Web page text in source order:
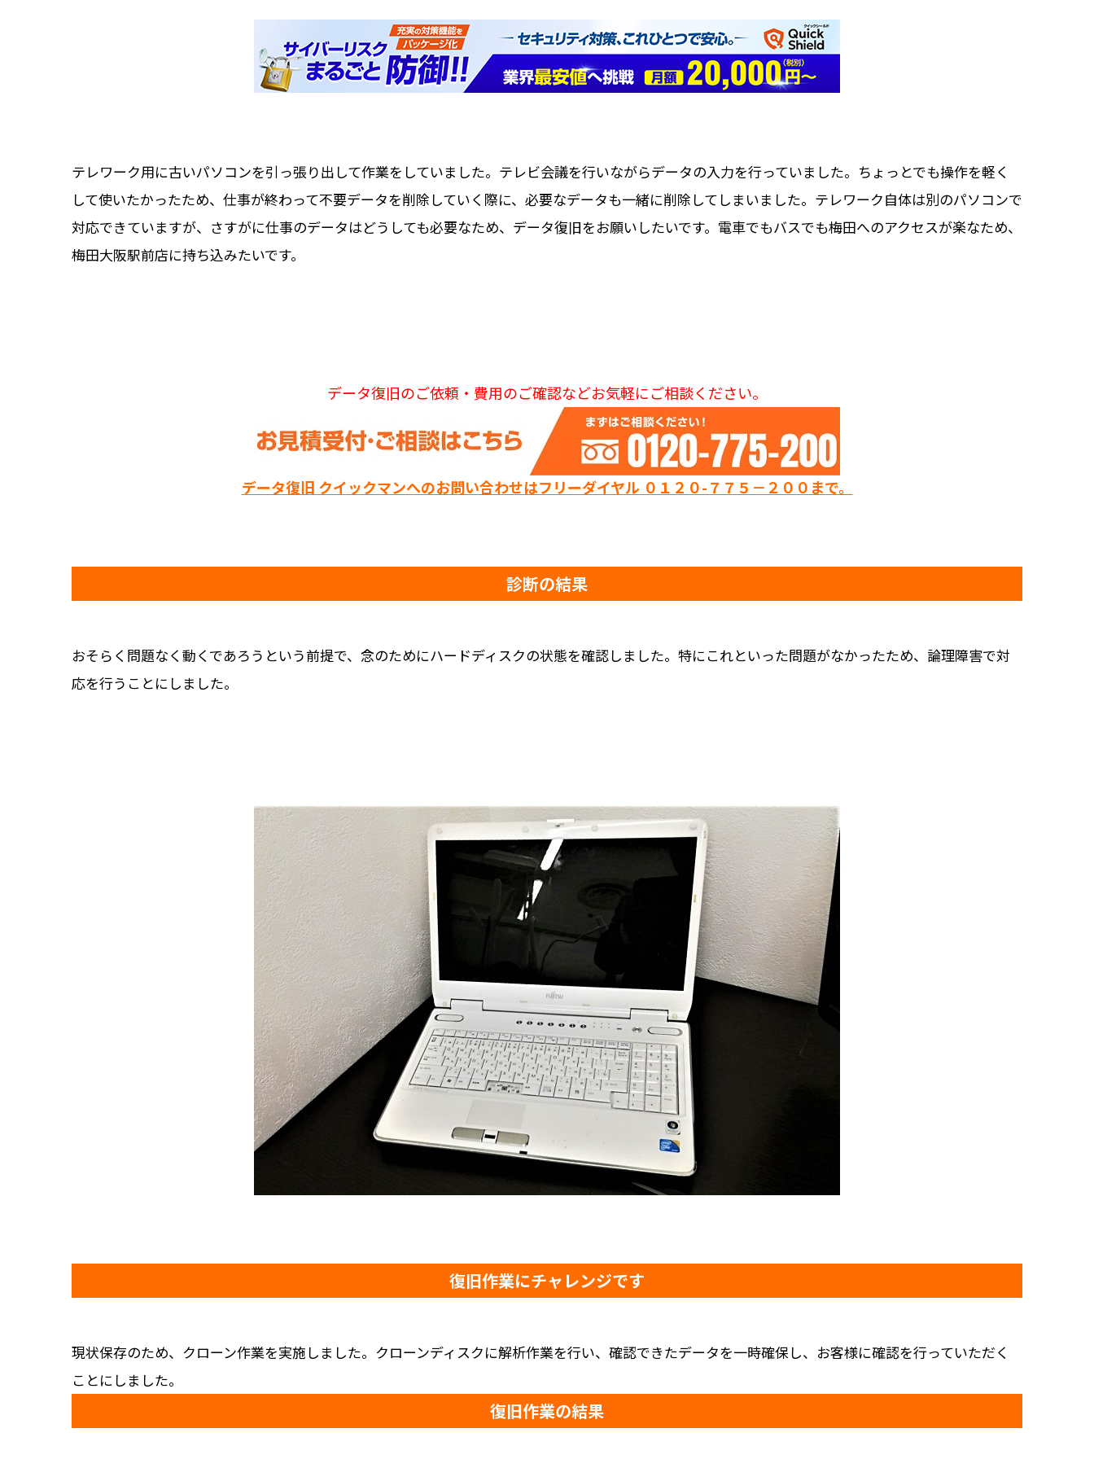
テレワーク用に古いパソコンを引っ張り出して作業をしていました。テレビ会議を行いながらデータの入力を行っていました。ちょっとでも操作を軽く
して使いたかったため、仕事が終わって不要データを削除していく際に、必要なデータも一緒に削除してしまいました。テレワーク自体は別のパソコンで
対応できていますが、さすがに仕事のデータはどうしても必要なため、データ復旧をお願いしたいです。電車でもバスでも梅田へのアクセスが楽なため、
梅田大阪駅前店に持ち込みたいです。
データ復旧のご依頼・費用のご確認などお気軽にご相談ください。
データ復旧 クイックマンへのお問い合わせはフリーダイヤル ０１２０-７７５－２００まで。
診断の結果
おそらく問題なく動くであろうという前提で、念のためにハードディスクの状態を確認しました。特にこれといった問題がなかったため、論理障害で対
応を行うことにしました。
復旧作業にチャレンジです
現状保存のため、クローン作業を実施しました。クローンディスクに解析作業を行い、確認できたデータを一時確保し、お客様に確認を行っていただく
ことにしました。
復旧作業の結果